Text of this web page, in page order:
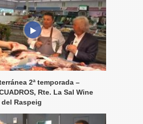
2ª temporada –
Rte. La Sal Wine
del Raspeig